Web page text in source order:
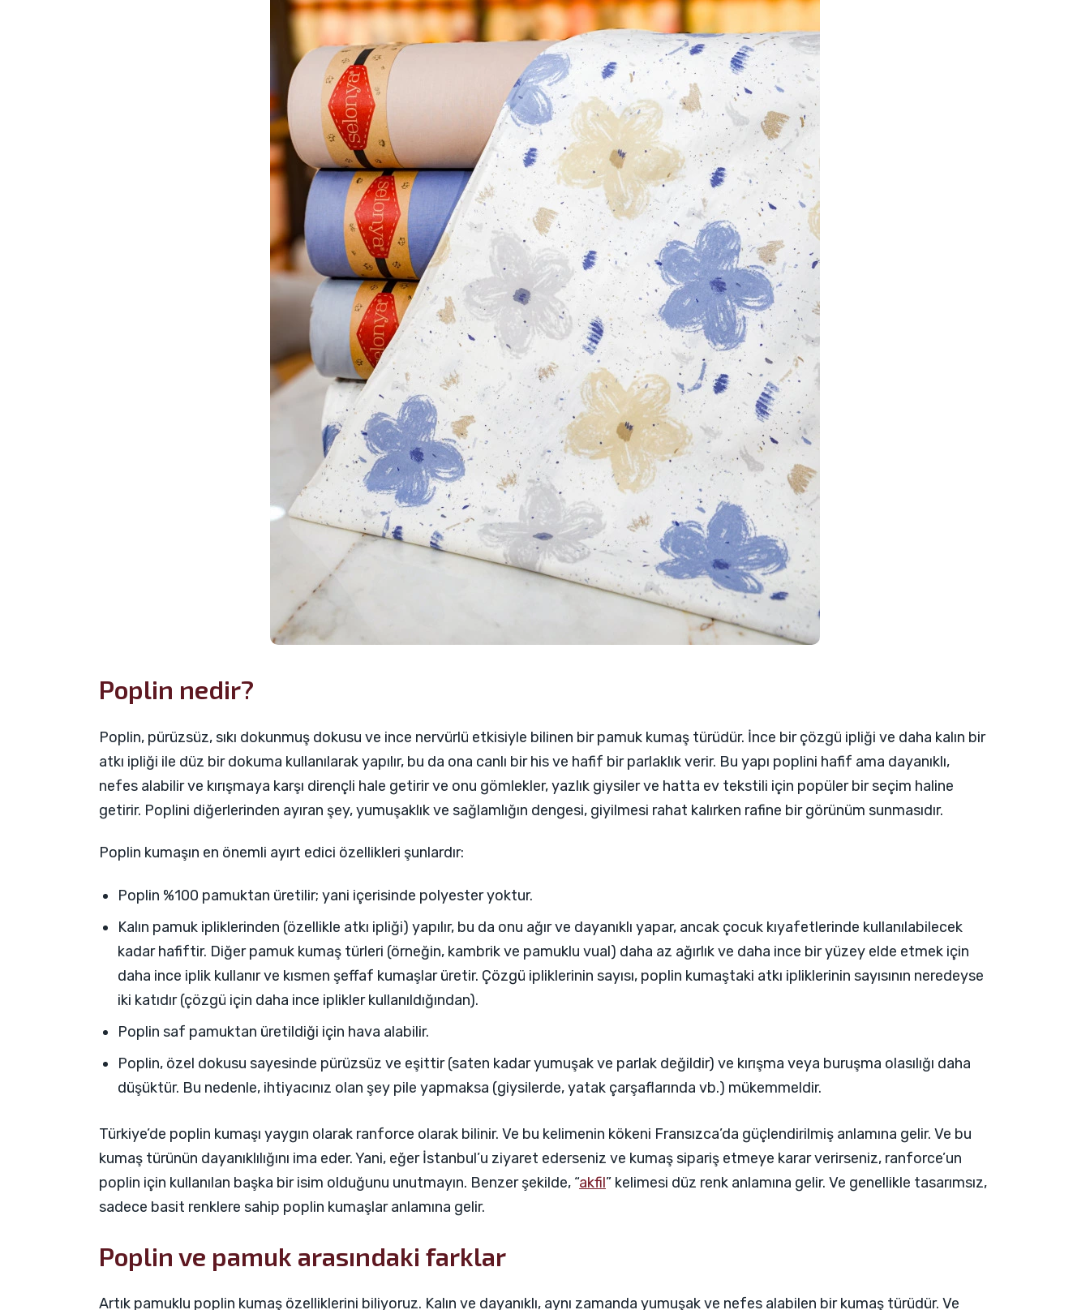
Poplin nedir?
Poplin, pürüzsüz, sıkı dokunmuş dokusu ve ince nervürlü etkisiyle bilinen bir pamuk kumaş türüdür. İnce bir çözgü ipliği ve daha kalın bir
atkı ipliği ile düz bir dokuma kullanılarak yapılır, bu da ona canlı bir his ve hafif bir parlaklık verir. Bu yapı poplini hafif ama dayanıklı,
nefes alabilir ve kırışmaya karşı dirençli hale getirir ve onu gömlekler, yazlık giysiler ve hatta ev tekstili için popüler bir seçim haline
getirir. Poplini diğerlerinden ayıran şey, yumuşaklık ve sağlamlığın dengesi, giyilmesi rahat kalırken rafine bir görünüm sunmasıdır.
Poplin kumaşın en önemli ayırt edici özellikleri şunlardır:
Poplin %100 pamuktan üretilir; yani içerisinde polyester yoktur.
Kalın pamuk ipliklerinden (özellikle atkı ipliği) yapılır, bu da onu ağır ve dayanıklı yapar, ancak çocuk kıyafetlerinde kullanılabilecek
kadar hafiftir. Diğer pamuk kumaş türleri (örneğin, kambrik ve pamuklu vual) daha az ağırlık ve daha ince bir yüzey elde etmek için
daha ince iplik kullanır ve kısmen şeffaf kumaşlar üretir. Çözgü ipliklerinin sayısı, poplin kumaştaki atkı ipliklerinin sayısının neredeyse
iki katıdır (çözgü için daha ince iplikler kullanıldığından).
Poplin saf pamuktan üretildiği için hava alabilir.
Poplin, özel dokusu sayesinde pürüzsüz ve eşittir (saten kadar yumuşak ve parlak değildir) ve kırışma veya buruşma olasılığı daha
düşüktür. Bu nedenle, ihtiyacınız olan şey pile yapmaksa (giysilerde, yatak çarşaflarında vb.) mükemmeldir.
Türkiye’de poplin kumaşı yaygın olarak ranforce olarak bilinir. Ve bu kelimenin kökeni Fransızca’da güçlendirilmiş anlamına gelir. Ve bu
kumaş türünün dayanıklılığını ima eder. Yani, eğer İstanbul’u ziyaret ederseniz ve kumaş sipariş etmeye karar verirseniz, ranforce’un
poplin için kullanılan başka bir isim olduğunu unutmayın. Benzer şekilde, “akfil” kelimesi düz renk anlamına gelir. Ve genellikle tasarımsız,
sadece basit renklere sahip poplin kumaşlar anlamına gelir.
Poplin ve pamuk arasındaki farklar
Artık pamuklu poplin kumaş özelliklerini biliyoruz. Kalın ve dayanıklı, aynı zamanda yumuşak ve nefes alabilen bir kumaş türüdür. Ve